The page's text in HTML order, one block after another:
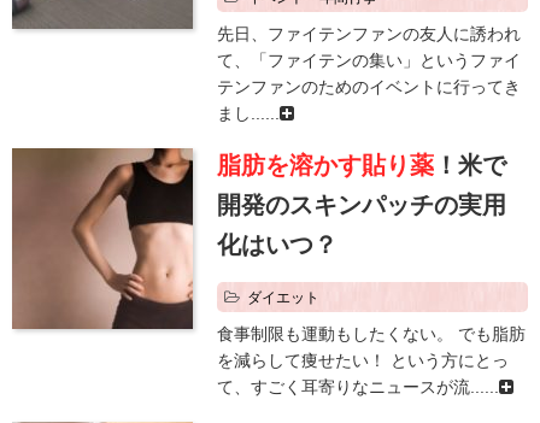
先日、ファイテンファンの友人に誘われ
て、「ファイテンの集い」というファイ
テンファンのためのイベントに行ってき
まし......
脂肪を溶かす貼り薬 ！米で
開発のスキンパッチの実用
化はいつ？
ダイエット
食事制限も運動もしたくない。 でも脂肪
を減らして痩せたい！ という方にとっ
て、すごく耳寄りなニュースが流......